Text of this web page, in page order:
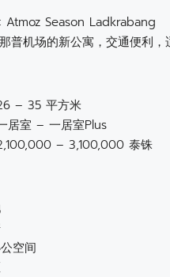
Atmoz Season Ladkrabang
普机场的新公寓，交通便利，
– 35 平方米
居室 – 一居室Plus
– 3,100,000 泰铢
空间